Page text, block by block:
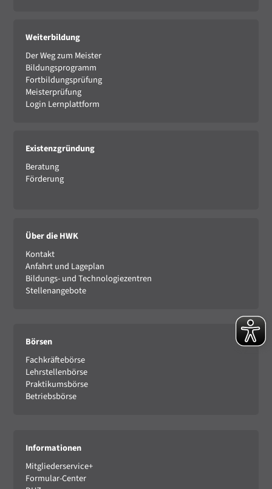
Weiterbildung
Der Weg zum Meister
Bildungsprogramm
Fortbildungsprüfung
Meisterprüfung
Login Lernplattform
Existenzgründung
Beratung
Förderung
Über die HWK
Kontakt
Anfahrt und Lageplan
Bildungs- und Technologiezentren
Stellenangebote
Börsen
Fachkräftebörse
Lehrstellenbörse
Praktikumsbörse
Betriebsbörse
Informationen
Mitgliederservice+
Formular-Center